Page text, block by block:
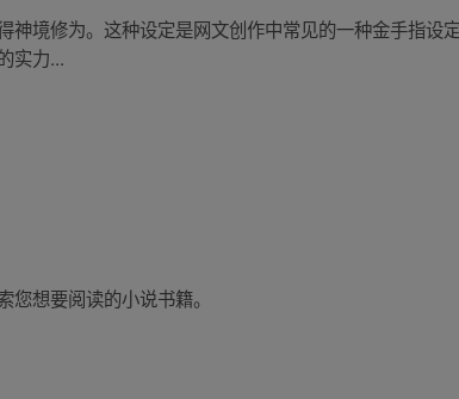
境修为。这种设定是网文创作中常见的一种金手指设
实力...
想要阅读的小说书籍。